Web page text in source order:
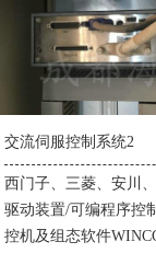
变频恒压供水系统1
变频恒压供水系统
极调速技术原理，
使供水随着使用变